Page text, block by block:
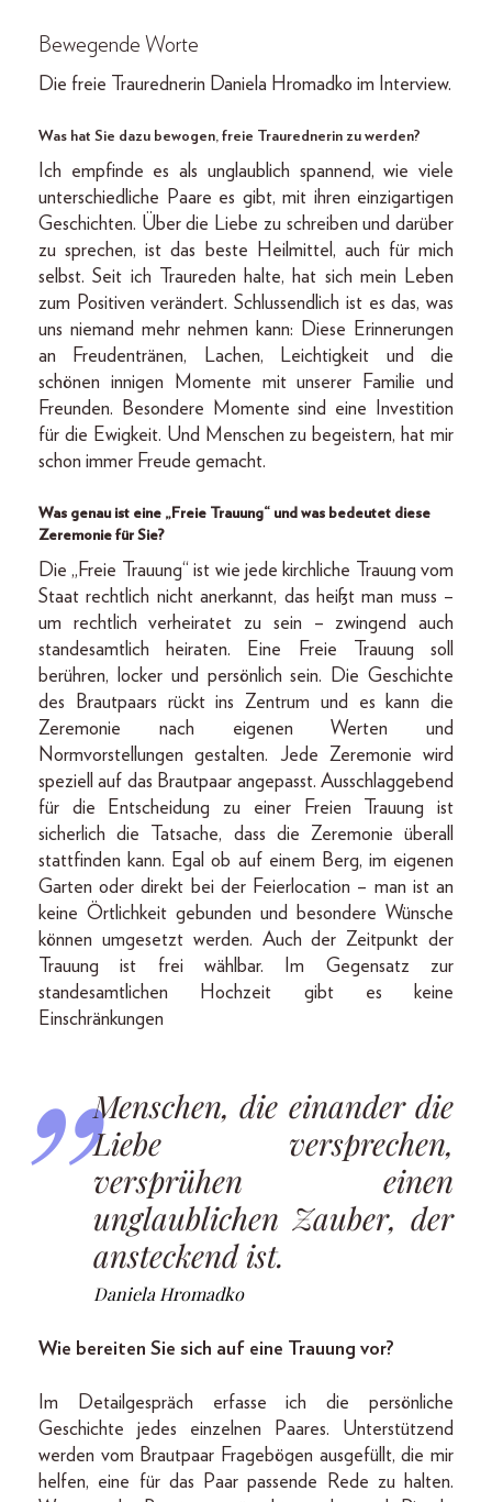
Bewegende Worte
Die freie Traurednerin Daniela Hromadko im Interview.
Was hat Sie dazu bewogen, freie Traurednerin zu werden?
Ich empfinde es als unglaublich spannend, wie viele
unterschiedliche Paare es gibt, mit ihren einzigartigen
Geschichten. Über die Liebe zu schreiben und darüber
zu sprechen, ist das beste Heilmittel, auch für mich
selbst. Seit ich Traureden halte, hat sich mein Leben
zum Positiven verändert. Schlussendlich ist es das, was
uns niemand mehr nehmen kann: Diese Erinnerungen
an Freudentränen, Lachen, Leichtigkeit und die
schönen innigen Momente mit unserer Familie und
Freunden. Besondere Momente sind eine Investition
für die Ewigkeit. Und Menschen zu begeistern, hat mir
schon immer Freude gemacht.
Was genau ist eine „Freie Trauung“ und was bedeutet diese
Zeremonie für Sie?
Die „Freie Trauung“ ist wie jede kirchliche Trauung vom
Staat rechtlich nicht anerkannt, das heißt man muss –
um rechtlich verheiratet zu sein – zwingend auch
standesamtlich heiraten. Eine Freie Trauung soll
berühren, locker und persönlich sein. Die Geschichte
des Brautpaars rückt ins Zentrum und es kann die
Zeremonie nach eigenen Werten und
Normvorstellungen gestalten. Jede Zeremonie wird
speziell auf das Brautpaar angepasst. Ausschlaggebend
für die Entscheidung zu einer Freien Trauung ist
sicherlich die Tatsache, dass die Zeremonie überall
stattfinden kann. Egal ob auf einem Berg, im eigenen
Garten oder direkt bei der Feierlocation – man ist an
keine Örtlichkeit gebunden und besondere Wünsche
können umgesetzt werden. Auch der Zeitpunkt der
Trauung ist frei wählbar. Im Gegensatz zur
standesamtlichen Hochzeit gibt es keine
Einschränkungen
Menschen, die einander die
Liebe versprechen,
versprühen einen
unglaublichen Zauber, der
ansteckend ist.
Daniela Hromadko
Wie bereiten Sie sich auf eine Trauung vor?
Im Detailgespräch erfasse ich die persönliche
Geschichte jedes einzelnen Paares. Unterstützend
werden vom Brautpaar Fragebögen ausgefüllt, die mir
helfen, eine für das Paar passende Rede zu halten.